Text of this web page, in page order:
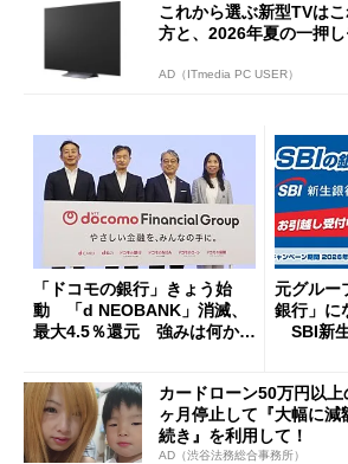
これから選ぶ新型TVは
方と、2026年夏の一押
AD（ITmedia PC USER）
「ドコモの銀行」きょう始
動 「d NEOBANK」消滅、
最大4.5％還元 強みは何か解
元グルー
銀行」に
SBI新
開催
カードローン50万円以
ヶ月停止して『大幅に
続き』を利用して！
AD（渋谷法務総合事務所）